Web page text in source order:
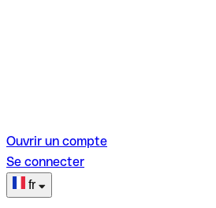
Ouvrir un compte
Se connecter
fr